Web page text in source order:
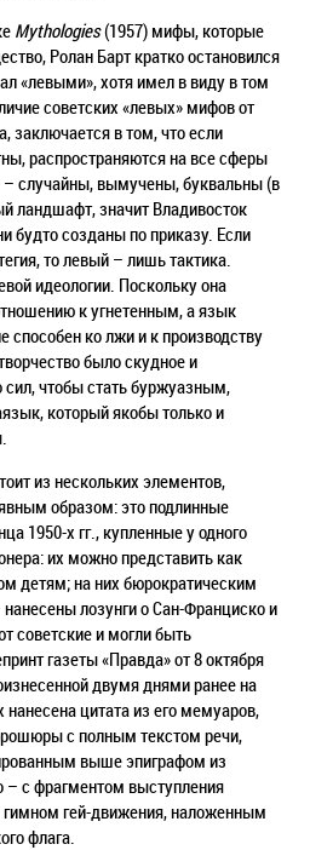
Mythologies(1957) мифы, которые
Ролан Барт кратко остановился
«левыми», хотя имел в виду в том
советских «левых» мифов от
заключается в том, что если
распространяются на все сферы
случайны, вымучены, буквальны (в
ландшафт, значит Владивосток
будто созданы по приказу. Если
то левый – лишь тактика.
идеологии. Поскольку она
к угнетенным, а язык
способен ко лжи и к производству
было скудное и
сил, чтобы стать буржуазным,
который якобы только и
из нескольких элементов,
образом: это подлинные
1950-х гг., купленные у одного
их можно представить как
детям; на них бюрократическим
лозунги о Сан-Франциско и
советские и могли быть
газеты «Правда» от 8 октября
двумя днями ранее на
нанесена цитата из его мемуаров,
с полным текстом речи,
выше эпиграфом из
– с фрагментом выступления
гей-движения, наложенным
флага.